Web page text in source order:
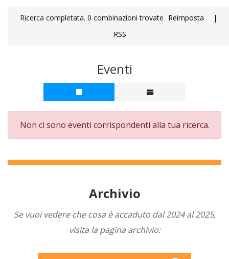
Ricerca completata. 0 combinazioni trovate Reimposta
|
RSS
Eventi
Non ci sono eventi corrispondenti alla tua ricerca.
Archivio
Se vuoi vedere che cosa è accaduto dal 2024 al 2025,
visita la pagina archivio: